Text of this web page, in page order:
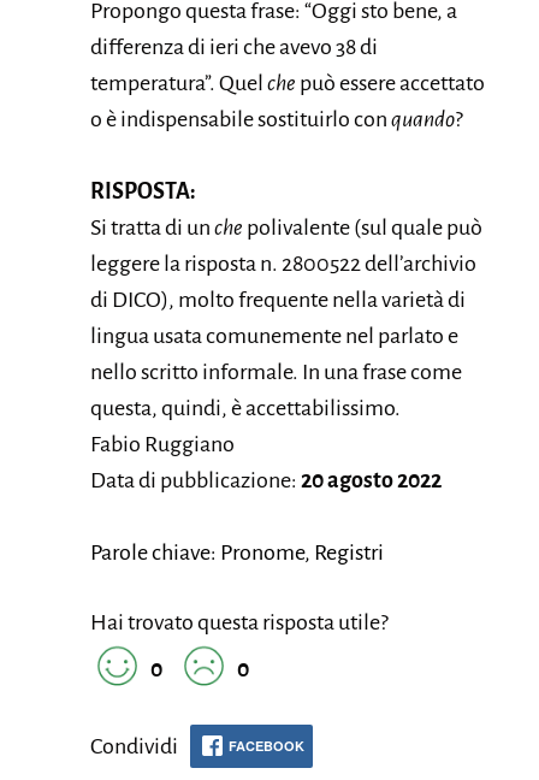
Propongo questa frase: “Oggi sto bene, a
differenza di ieri che avevo 38 di
temperatura”. Quel che può essere accettato
o è indispensabile sostituirlo con quando?
RISPOSTA:
Si tratta di un che polivalente (sul quale può
leggere la risposta n. 2800522 dell’archivio
di DICO), molto frequente nella varietà di
lingua usata comunemente nel parlato e
nello scritto informale. In una frase come
questa, quindi, è accettabilissimo.
Fabio Ruggiano
Data di pubblicazione: 20 agosto 2022
Parole chiave: Pronome, Registri
Hai trovato questa risposta utile?
0
0
Condividi FACEBOOK